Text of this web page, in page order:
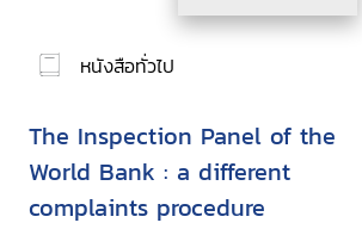
หนังสือทั่วไป
The Inspection Panel of the
World Bank : a different
complaints procedure